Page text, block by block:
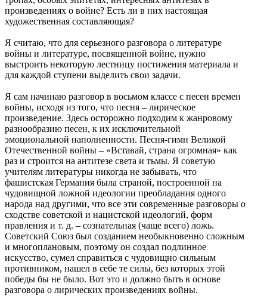
произведениях о войне? Есть ли в них настоящая
художественная составляющая?
Я считаю, что для серьезного разговора о литературе
войны и литературе, посвященной войне, нужно
выстроить некоторую лестницу постижения материала и
для каждой ступени выделить свои задачи.
Я сам начинаю разговор в восьмом классе с песен времен
войны, исходя из того, что песня – лирическое
произведение. Здесь осторожно подходим к жанровому
разнообразию песен, к их исключительной
эмоциональной наполненности. Песня-гимн Великой
Отечественной войны – «Вставай, страна огромная» как
раз и строится на антитезе света и тьмы. Я советую
учителям литературы никогда не забывать, что
фашистская Германия была страной, построенной на
чудовищной ложной идеологии преобладания одного
народа над другими, что все эти современные разговоры о
сходстве советской и нацистской идеологий, форм
правления и т. д. – сознательная (чаще всего) ложь.
Советский Союз был созданием необыкновенно сложным
и многоплановым, поэтому он создал подлинное
искусство, сумел справиться с чудовищно сильным
противником, нашел в себе те силы, без которых этой
победы бы не было. Вот это и должно быть в основе
разговора о лирических произведениях войны.